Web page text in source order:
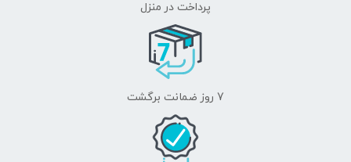
پرداخت در منزل
7 روز ضمانت برگشت